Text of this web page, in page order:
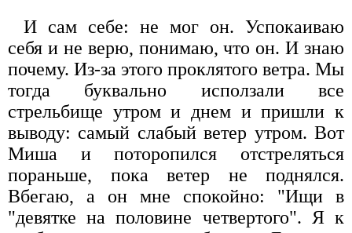
И сам себе: не мог он. Успокаиваю
себя и не верю, понимаю, что он. И знаю
почему. Из-за этого проклятого ветра. Мы
тогда буквально исползали все
стрельбище утром и днем и пришли к
выводу: самый слабый ветер утром. Вот
Миша и поторопился отстреляться
пораньше, пока ветер не поднялся.
Вбегаю, а он мне спокойно: "Ищи в
"девятке на половине четвертого". Я к